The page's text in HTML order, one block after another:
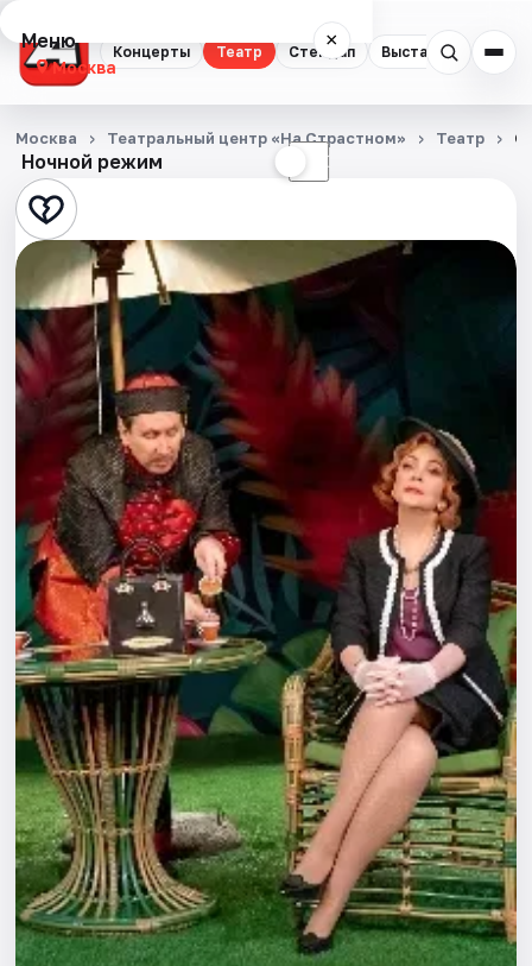
Концерты Театр Стендап Выставки
Меню ×
Москва
Концерты
Театр
Стендап
Выставки
Квесты
Экскурсии
Спорт
События
Города
Площадки
Артисты
Рейтинги
Ночной режим ☾
Москва Театральный центр «На Страстном» Театр